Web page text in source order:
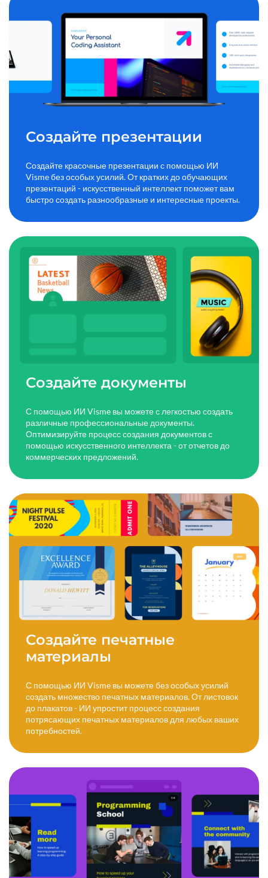
Создайте презентации
Создайте красочные презентации с помощью ИИ
Visme без особых усилий. От кратких до обучающих
презентаций - искусственный интеллект поможет вам
быстро создать разнообразные и интересные проекты.
Создайте документы
С помощью ИИ Visme вы можете с легкостью создать
различные профессиональные документы.
Оптимизируйте процесс создания документов с
помощью искусственного интеллекта - от отчетов до
коммерческих предложений.
Создайте печатные
материалы
С помощью ИИ Visme вы можете без особых усилий
создать множество печатных материалов. От листовок
до плакатов - ИИ упростит процесс создания
потрясающих печатных материалов для любых ваших
потребностей.